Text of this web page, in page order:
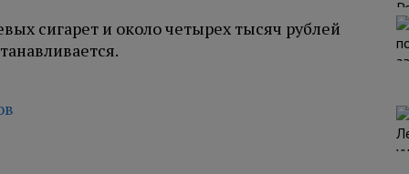
сигарет и около четырех тысяч рублей